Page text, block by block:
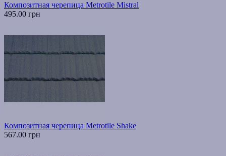
Композитная черепица Metrotile Mistral
495.00 грн
Композитная черепица Metrotile Shake
567.00 грн